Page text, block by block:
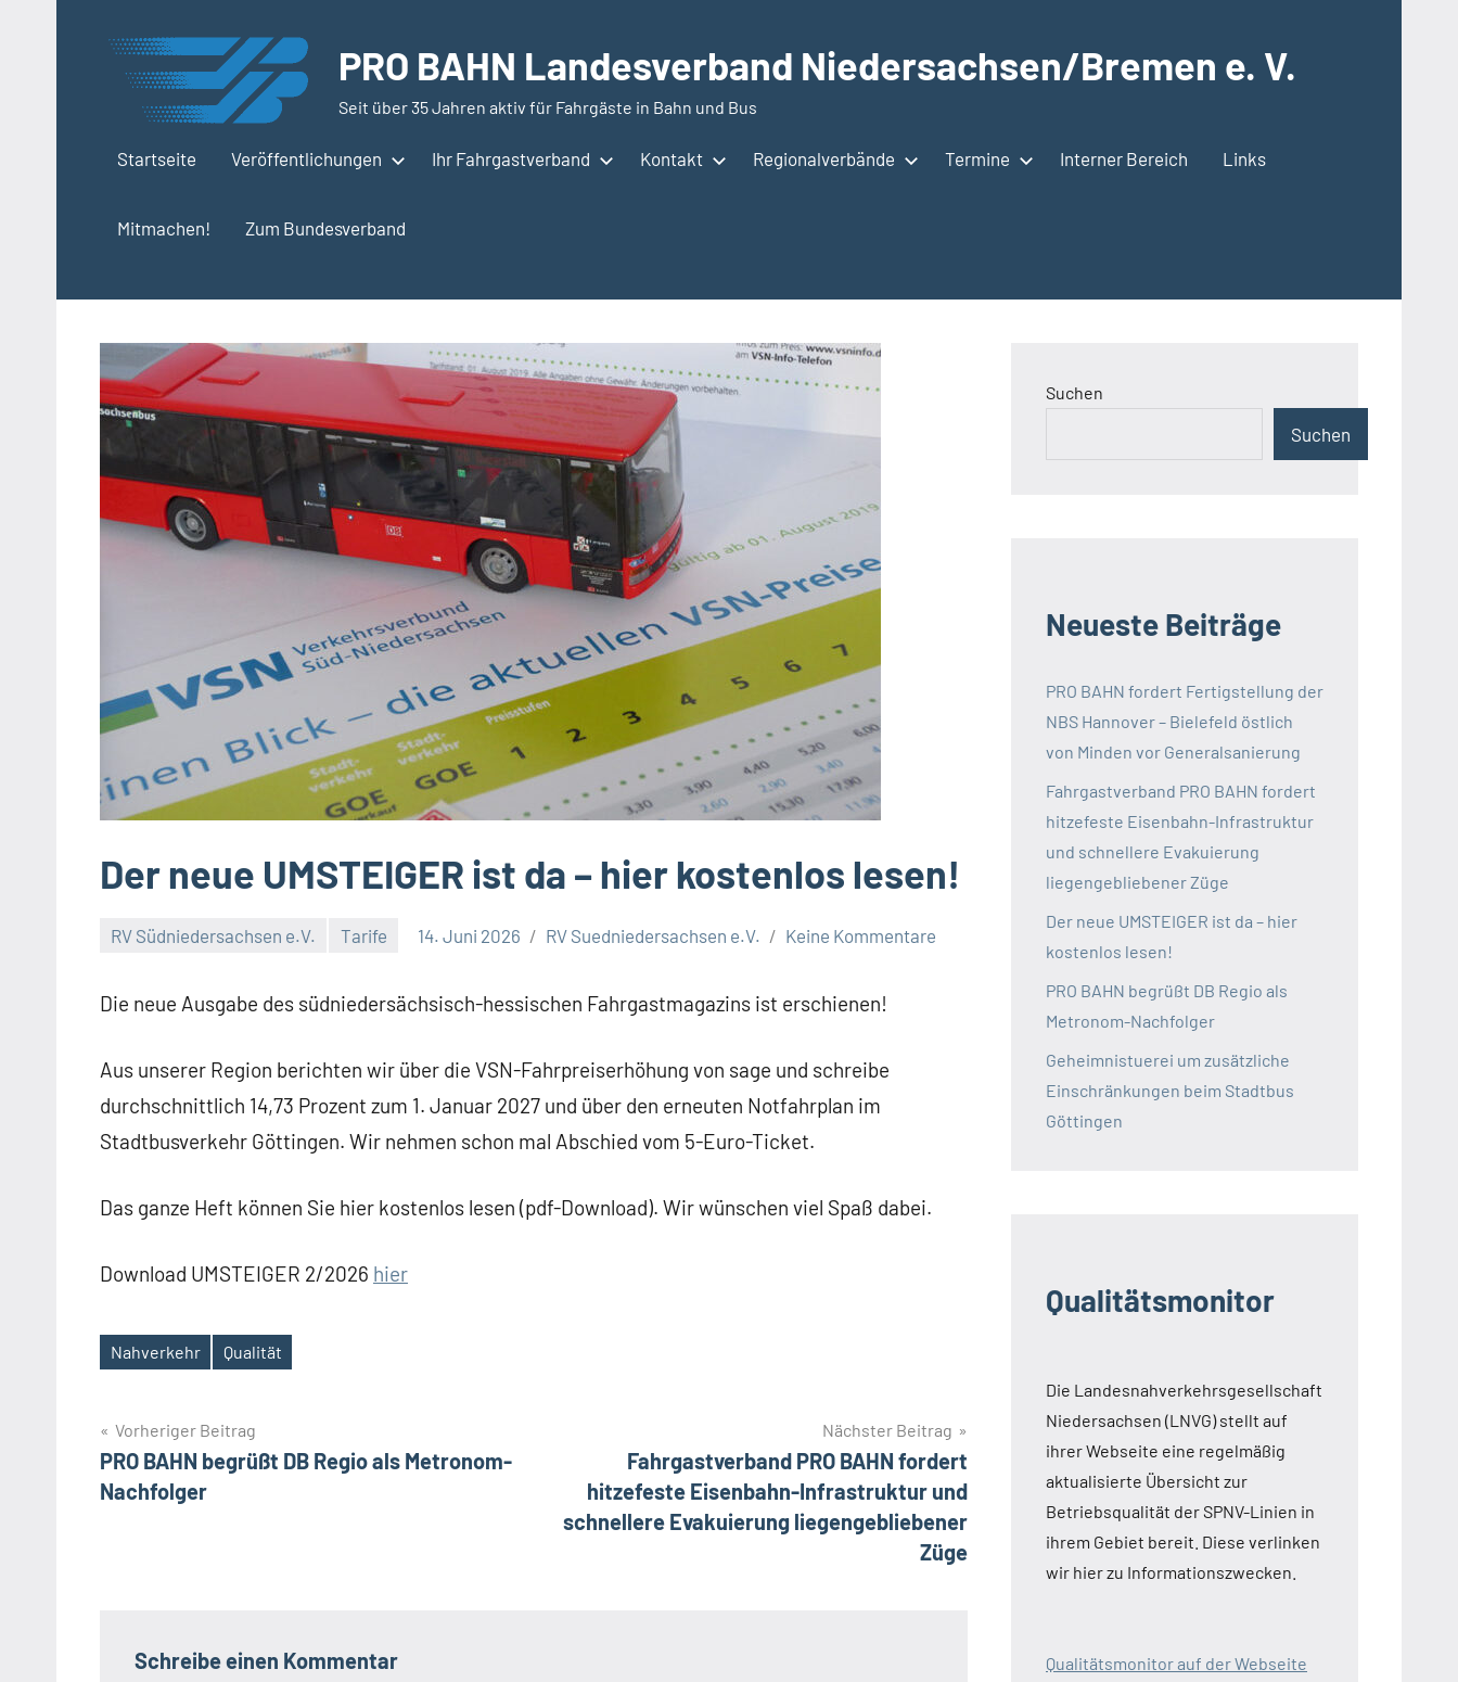
PRO BAHN Landesverband Niedersachsen/Bremen e. V.
Seit über 35 Jahren aktiv für Fahrgäste in Bahn und Bus
Startseite Veröffentlichungen Ihr Fahrgastverband Kontakt Regionalverbände Termine Interner Bereich Links
Mitmachen! Zum Bundesverband
Der neue UMSTEIGER ist da – hier kostenlos lesen!
RV Südniedersachsen e.V. Tarife 14. Juni 2026 RV Suedniedersachsen e.V. Keine Kommentare
Die neue Ausgabe des südniedersächsisch-hessischen Fahrgastmagazins ist erschienen!
Aus unserer Region berichten wir über die VSN-Fahrpreiserhöhung von sage und schreibe
durchschnittlich 14,73 Prozent zum 1. Januar 2027 und über den erneuten Notfahrplan im
Stadtbusverkehr Göttingen. Wir nehmen schon mal Abschied vom 5-Euro-Ticket.
Das ganze Heft können Sie hier kostenlos lesen (pdf-Download). Wir wünschen viel Spaß dabei.
Download UMSTEIGER 2/2026 hier
Schlagwörter
Nahverkehr Qualität
Beitragsnavigation
Vorheriger Beitrag
PRO BAHN begrüßt DB Regio als Metronom-
Nachfolger
Nächster Beitrag
Fahrgastverband PRO BAHN fordert
hitzefeste Eisenbahn-Infrastruktur und
schnellere Evakuierung liegengebliebener
Züge
Schreibe einen Kommentar
Suchen
Suchen
Neueste Beiträge
PRO BAHN fordert Fertigstellung der
NBS Hannover – Bielefeld östlich
von Minden vor Generalsanierung
Fahrgastverband PRO BAHN fordert
hitzefeste Eisenbahn-Infrastruktur
und schnellere Evakuierung
liegengebliebener Züge
Der neue UMSTEIGER ist da – hier
kostenlos lesen!
PRO BAHN begrüßt DB Regio als
Metronom-Nachfolger
Geheimnistuerei um zusätzliche
Einschränkungen beim Stadtbus
Göttingen
Qualitätsmonitor
Die Landesnahverkehrsgesellschaft
Niedersachsen (LNVG) stellt auf
ihrer Webseite eine regelmäßig
aktualisierte Übersicht zur
Betriebsqualität der SPNV-Linien in
ihrem Gebiet bereit. Diese verlinken
wir hier zu Informationszwecken.
Qualitätsmonitor auf der Webseite